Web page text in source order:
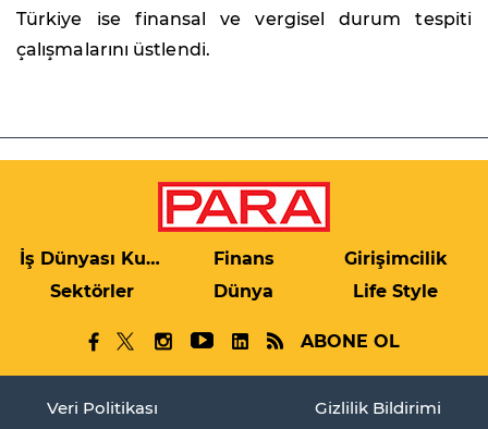
Türkiye ise finansal ve vergisel durum tespiti
çalışmalarını üstlendi.
İş Dünyası Kulis Finans
Girişimcilik
Sektörler
Dünya Life Style
ABONE OL
Veri Politikası
Gizlilik Bildirimi